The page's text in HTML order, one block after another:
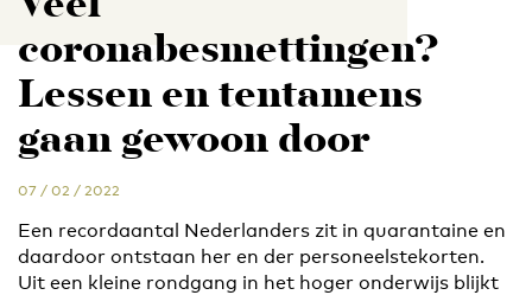
coronabesmettingen?
Lessen en tentamens
gaan gewoon door
07 / 02 / 2022
Een recordaantal Nederlanders zit in quarantaine en
daardoor ontstaan her en der personeelstekorten.
Uit een kleine rondgang in het hoger onderwijs blijkt